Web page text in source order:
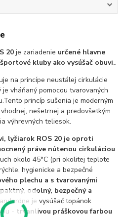
20je zariadenie určené hlavne
kluby ako vysúšač obuvi..
na princípe neustálej cirkulácie
vháňaný pomocou tvarovaných
princíp sušenia je moderným
nešetrnej a predovšetkým
výhrevných teliesok.
lyžiarok ROS 20 je oproti
práve nútenou cirkuláciou
okolo 45°C (pri okolitej teplote
hygienicke a bezpečné
plechu a s tvarovanými
odolný, bezpečný a
je vysúšač topánok
- trvanlivou práškovou farbou